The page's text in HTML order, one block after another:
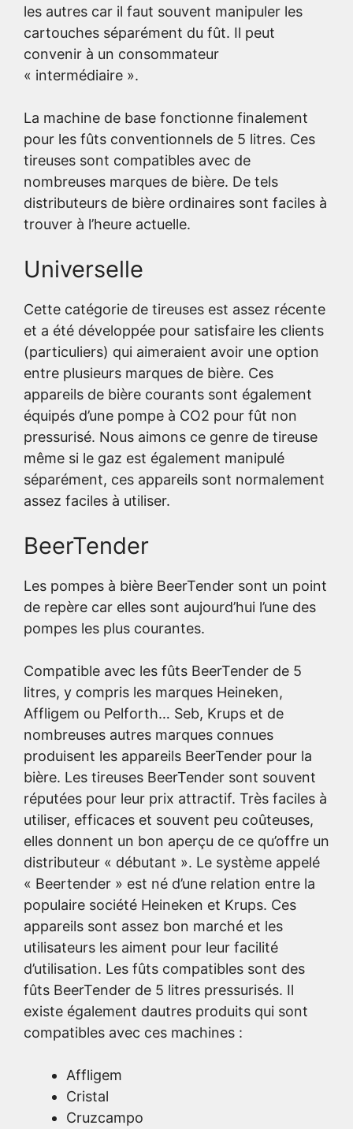
les autres car il faut souvent manipuler les
cartouches séparément du fût. Il peut
convenir à un consommateur
« intermédiaire ».
La machine de base fonctionne finalement
pour les fûts conventionnels de 5 litres. Ces
tireuses sont compatibles avec de
nombreuses marques de bière. De tels
distributeurs de bière ordinaires sont faciles à
trouver à l’heure actuelle.
Universelle
Cette catégorie de tireuses est assez récente
et a été développée pour satisfaire les clients
(particuliers) qui aimeraient avoir une option
entre plusieurs marques de bière. Ces
appareils de bière courants sont également
équipés d’une pompe à CO2 pour fût non
pressurisé. Nous aimons ce genre de tireuse
même si le gaz est également manipulé
séparément, ces appareils sont normalement
assez faciles à utiliser.
BeerTender
Les pompes à bière BeerTender sont un point
de repère car elles sont aujourd’hui l’une des
pompes les plus courantes.
Compatible avec les fûts BeerTender de 5
litres, y compris les marques Heineken,
Affligem ou Pelforth… Seb, Krups et de
nombreuses autres marques connues
produisent les appareils BeerTender pour la
bière. Les tireuses BeerTender sont souvent
réputées pour leur prix attractif. Très faciles à
utiliser, efficaces et souvent peu coûteuses,
elles donnent un bon aperçu de ce qu’offre un
distributeur « débutant ». Le système appelé
« Beertender » est né d’une relation entre la
populaire société Heineken et Krups. Ces
appareils sont assez bon marché et les
utilisateurs les aiment pour leur facilité
d’utilisation. Les fûts compatibles sont des
fûts BeerTender de 5 litres pressurisés. Il
existe également dautres produits qui sont
compatibles avec ces machines :
Affligem
Cristal
Cruzcampo